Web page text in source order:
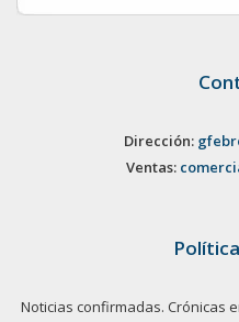
Dirección:
Ventas:
Noticias confirmadas. Crónicas